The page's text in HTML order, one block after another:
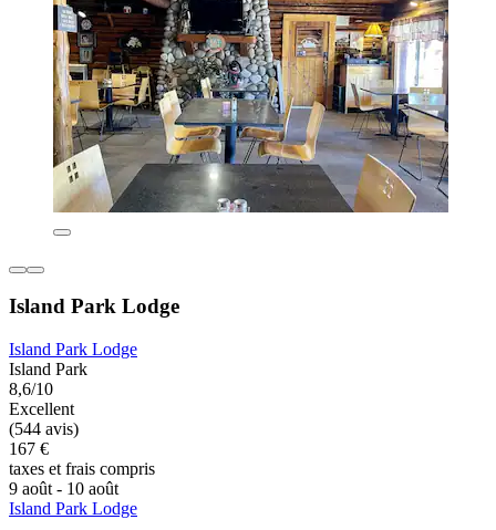
Island Park Lodge
Island Park Lodge
Island Park
8,6/10
Excellent
(544 avis)
167 €
taxes et frais compris
9 août - 10 août
Island Park Lodge